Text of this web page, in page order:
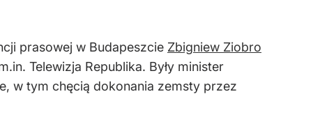
prasowej w Budapeszcie Zbigniew Ziobro
Telewizja Republika. Były minister
w tym chęcią dokonania zemsty przez